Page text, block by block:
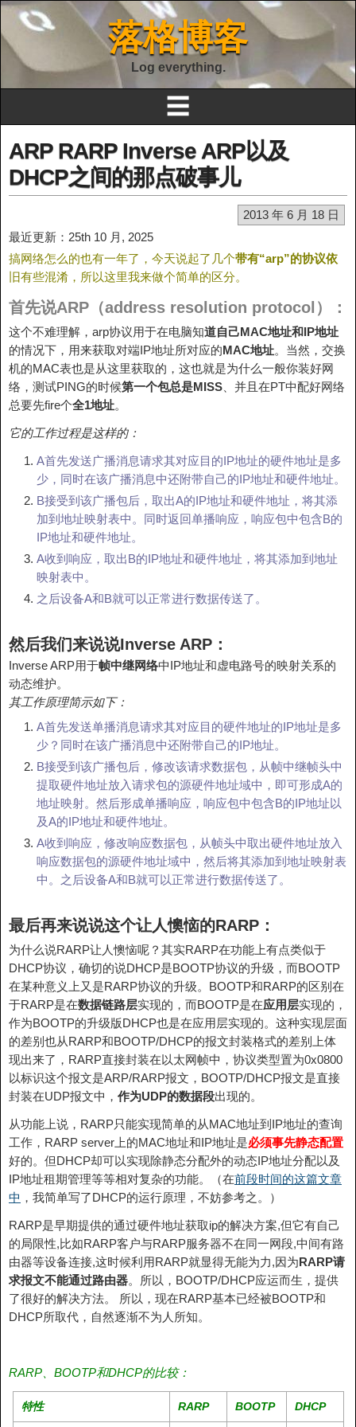
落格博客
Log everything.
☰
ARP RARP Inverse ARP以及
DHCP之间的那点破事儿
2013 年 6 月 18 日
最近更新：25th 10 月, 2025
搞网络怎么的也有一年了，今天说起了几个带有“arp”的协议依
旧有些混淆，所以这里我来做个简单的区分。
首先说ARP（address resolution protocol）：
这个不难理解，arp协议用于在电脑知道自己MAC地址和IP地址
的情况下，用来获取对端IP地址所对应的MAC地址。当然，交换
机的MAC表也是从这里获取的，这也就是为什么一般你装好网
络，测试PING的时候第一个包总是MISS 、并且在PT中配好网络
总要先fire个全1地址。
它的工作过程是这样的：
A首先发送广播消息请求其对应目的IP地址的硬件地址是多
少，同时在该广播消息中还附带自己的IP地址和硬件地址。
B接受到该广播包后，取出A的IP地址和硬件地址，将其添
加到地址映射表中。同时返回单播响应，响应包中包含B的
IP地址和硬件地址。
A收到响应，取出B的IP地址和硬件地址，将其添加到地址
映射表中。
之后设备A和B就可以正常进行数据传送了。
然后我们来说说Inverse ARP：
Inverse ARP用于帧中继网络中IP地址和虚电路号的映射关系的
动态维护。
其工作原理简示如下：
A首先发送单播消息请求其对应目的硬件地址的IP地址是多
少？同时在该广播消息中还附带自己的IP地址。
B接受到该广播包后，修改该请求数据包，从帧中继帧头中
提取硬件地址放入请求包的源硬件地址域中，即可形成A的
地址映射。然后形成单播响应，响应包中包含B的IP地址以
及A的IP地址和硬件地址。
A收到响应，修改响应数据包，从帧头中取出硬件地址放入
响应数据包的源硬件地址域中，然后将其添加到地址映射表
中。之后设备A和B就可以正常进行数据传送了。
最后再来说说这个让人懊恼的RARP：
为什么说RARP让人懊恼呢？其实RARP在功能上有点类似于
DHCP协议，确切的说DHCP是BOOTP协议的升级，而BOOTP
在某种意义上又是RARP协议的升级。BOOTP和RARP的区别在
于RARP是在数据链路层实现的，而BOOTP是在应用层实现的，
作为BOOTP的升级版DHCP也是在应用层实现的。这种实现层面
的差别也从RARP和BOOTP/DHCP的报文封装格式的差别上体
现出来了，RARP直接封装在以太网帧中，协议类型置为0x0800
以标识这个报文是ARP/RARP报文，BOOTP/DHCP报文是直接
封装在UDP报文中， 作为UDP的数据段出现的。
从功能上说，RARP只能实现简单的从MAC地址到IP地址的查询
工作，RARP server上的MAC地址和IP地址是必须事先静态配置
好的。但DHCP却可以实现除静态分配外的动态IP地址分配以及
IP地址租期管理等等相对复杂的功能。（在前段时间的这篇文章
中 ，我简单写了DHCP的运行原理，不妨参考之。）
RARP是早期提供的通过硬件地址获取ip的解决方案,但它有自己
的局限性,比如RARP客户与RARP服务器不在同一网段,中间有路
由器等设备连接,这时候利用RARP就显得无能为力,因为RARP请
求报文不能通过路由器。所以，BOOTP/DHCP应运而生，提供
了很好的解决方法。 所以，现在RARP基本已经被BOOTP和
DHCP所取代，自然逐渐不为人所知。
RARP、BOOTP和DHCP的比较：
特性 RARP BOOTP DHCP